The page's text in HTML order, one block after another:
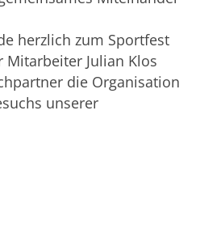
herzlich zum Sportfest
Julian Klos
die Organisation
unserer